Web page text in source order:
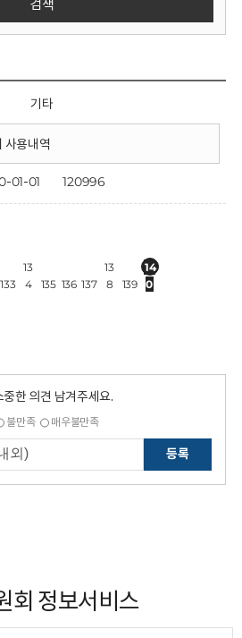
검색
기타
사용내역
01-01 120996
133
13
4
135 136 137
13
8
139
14
0
한 의견 남겨주세요.
불만족 매우불만족
등록
회 정보서비스